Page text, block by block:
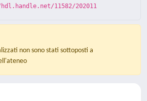
11582/202011
non sono stati sottoposti a